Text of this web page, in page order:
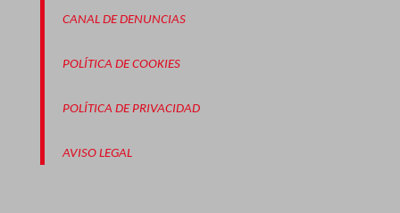
CANAL DE DENUNCIAS
POLÍTICA DE COOKIES
POLÍTICA DE PRIVACIDAD
AVISO LEGAL